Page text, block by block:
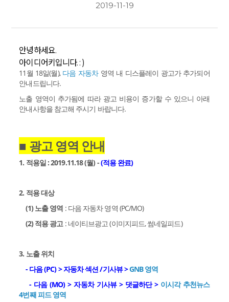
2019-11-19
안녕하세요.
아이디어키입니다. : )
11월 18일(월), 다음 자동차영역 내 디스플레이 광고가 추가되어
안내드립니다.
노출 영역이 추가됨에 따라 광고 비용이 증가할 수 있으니 아래
안내사항을 참고해 주시기 바랍니다.
■ 광고 영역 안내
1. 적용일 : 2019.11.18 (월) -(적용 완료)
2. 적용 대상
(1) 노출 영역 : 다음 자동차 영역 (PC/MO)
(2) 적용 광고: 네이티브광고 (이미지피드, 썸네일피드)
3. 노출 위치
- 다음 (PC) > 자동차 섹션 /기사뷰 >GNB 영역
- 다음 (MO) > 자동차 기사뷰 > 댓글하단 > 이시각 추천뉴스
4번째 피드 영역